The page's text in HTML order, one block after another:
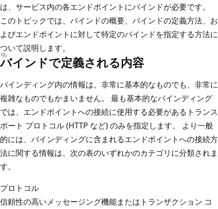
は、サービス内の各エンドポイントにバインドが必要です。
このトピックでは、バインドの概要、バインドの定義方法、お
よびエンドポイントに対して特定のバインドを指定する方法に
ついて説明します。
バインドで定義される内容
バインディング内の情報は、非常に基本的なものでも、非常に
複雑なものでもかまいません。 最も基本的なバインディング
では、エンドポイントへの接続に使用する必要があるトランス
ポート プロトコル (HTTP など) のみを指定します。 より一般
的には、バインディングに含まれるエンドポイントへの接続方
法に関する情報は、次の表のいずれかのカテゴリに分類されま
す。
プロトコル
信頼性の高いメッセージング機能またはトランザクション コ